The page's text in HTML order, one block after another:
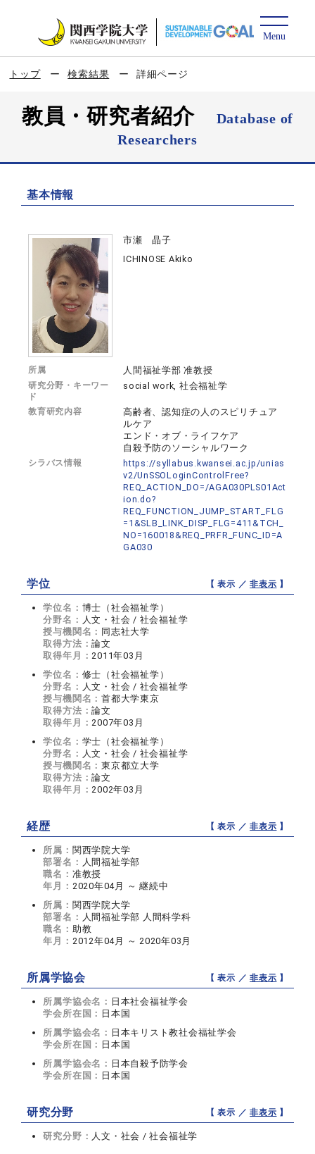
トップ 検索結果 詳細ページ
教員・研究者紹介
Database of
Researchers
基本情報
市瀬 晶子
ICHINOSE Akiko
所属 人間福祉学部 准教授
研究分野・キーワー
ド
social work, 社会福祉学
教育研究内容
高齢者、認知症の人のスピリチュア
ルケア
エンド・オブ・ライフケア
自殺予防のソーシャルワーク
シラバス情報
https://syllabus.kwansei.ac.jp/unias
v2/UnSSOLoginControlFree?
REQ_ACTION_DO=/AGA030PLS01Act
ion.do?
REQ_FUNCTION_JUMP_START_FLG
=1&SLB_LINK_DISP_FLG=411&TCH_
NO=160018&REQ_PRFR_FUNC_ID=A
GA030
学位 【 表示 ／非表示 】
学位名： 博士（社会福祉学）
分野名： 人文・社会 / 社会福祉学
授与機関名： 同志社大学
取得方法：論文
取得年月：2011年03月
学位名： 修士（社会福祉学）
分野名： 人文・社会 / 社会福祉学
授与機関名：首都大学東京
取得方法：論文
取得年月：2007年03月
学位名： 学士（社会福祉学）
分野名： 人文・社会 / 社会福祉学
授与機関名：東京都立大学
取得方法：論文
取得年月：2002年03月
経歴 【 表示 ／非表示 】
所属： 関西学院大学
部署名： 人間福祉学部
職名： 准教授
年月： 2020年04月 ～ 継続中
所属： 関西学院大学
部署名： 人間福祉学部 人間科学科
職名： 助教
年月： 2012年04月 ～ 2020年03月
所属学協会 【 表示 ／非表示 】
所属学協会名： 日本社会福祉学会
学会所在国： 日本国
所属学協会名： 日本キリスト教社会福祉学会
学会所在国： 日本国
所属学協会名： 日本自殺予防学会
学会所在国： 日本国
研究分野 【 表示 ／非表示 】
研究分野： 人文・社会 / 社会福祉学